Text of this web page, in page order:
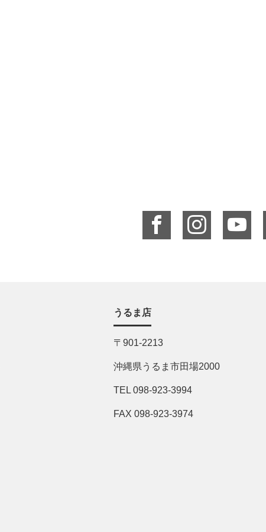
うるま店
〒901-2213
沖縄県うるま市田場2000
TEL 098-923-3994
FAX 098-923-3974